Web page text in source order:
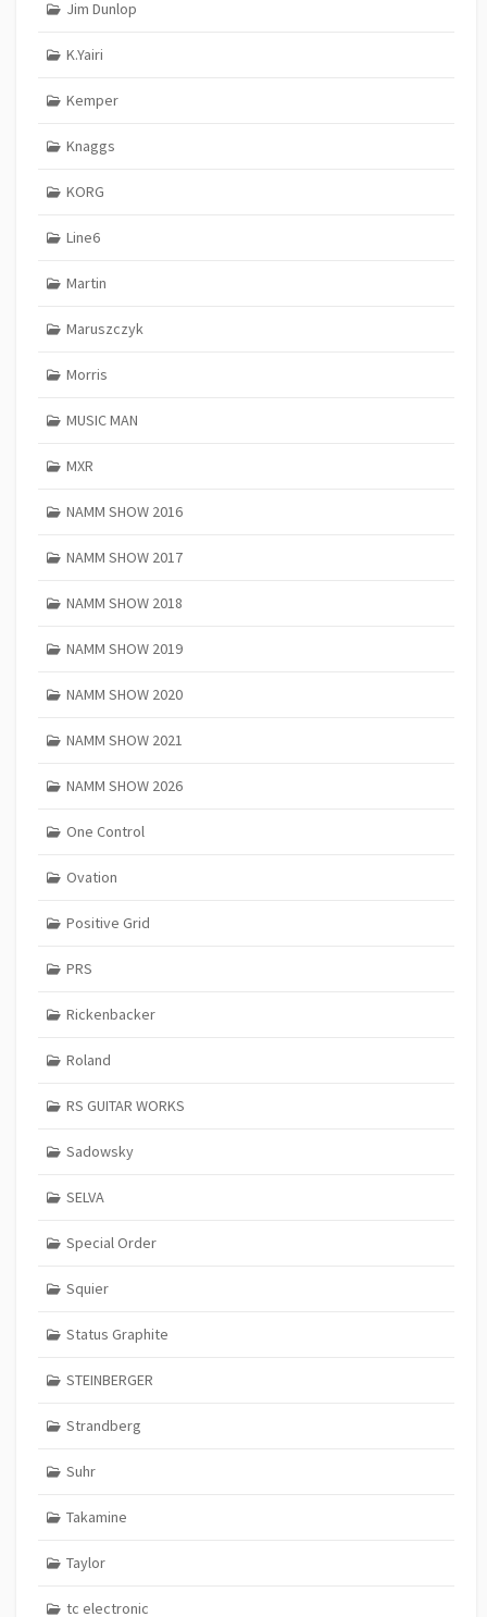
Jim Dunlop
K.Yairi
Kemper
Knaggs
KORG
Line6
Martin
Maruszczyk
Morris
MUSIC MAN
MXR
NAMM SHOW 2016
NAMM SHOW 2017
NAMM SHOW 2018
NAMM SHOW 2019
NAMM SHOW 2020
NAMM SHOW 2021
NAMM SHOW 2026
One Control
Ovation
Positive Grid
PRS
Rickenbacker
Roland
RS GUITAR WORKS
Sadowsky
SELVA
Special Order
Squier
Status Graphite
STEINBERGER
Strandberg
Suhr
Takamine
Taylor
tc electronic